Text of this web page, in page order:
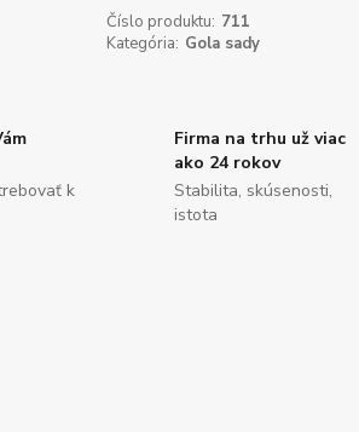
Číslo produktu: 711
Kategória: Gola sady
k
Firma na trhu už viac
ako 24 rokov
Stabilita, skúsenosti,
istota